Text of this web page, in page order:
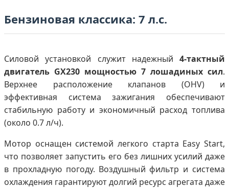
Бензиновая классика: 7 л.с.
Силовой установкой служит надежный 4-тактный
двигатель GX230 мощностью 7 лошадиных сил.
Верхнее расположение клапанов (OHV) и
эффективная система зажигания обеспечивают
стабильную работу и экономичный расход топлива
(около 0.7 л/ч).
Мотор оснащен системой легкого старта Easy Start,
что позволяет запустить его без лишних усилий даже
в прохладную погоду. Воздушный фильтр и система
охлаждения гарантируют долгий ресурс агрегата даже